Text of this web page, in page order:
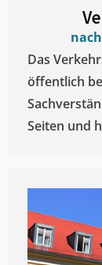
Das
öffentlich
Seiten und